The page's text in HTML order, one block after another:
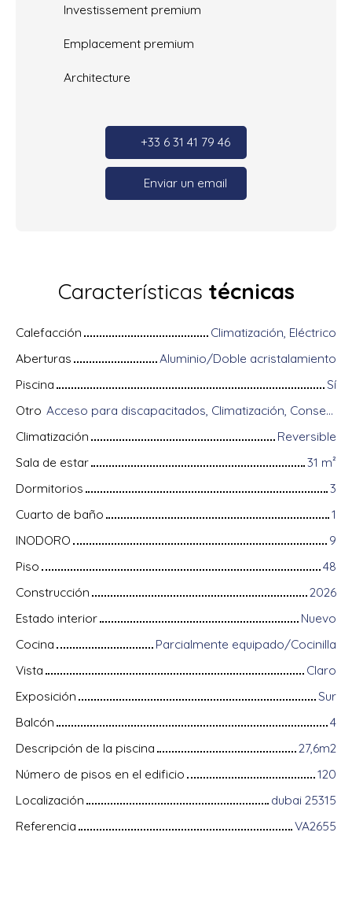
Investissement premium
Emplacement premium
Architecture
+33 6 31 41 79 46
Enviar un email
Características técnicas
Calefacción
Climatización, Eléctrico
Aberturas
Aluminio/Doble acristalamiento
Piscina
Sí
Otro
Acceso para discapacitados, Climatización, Conserje, Equipos domóticos, Fibra óptica, Portón motorizado, Puerta blindada, Sistema de alarma, Videófono
Climatización
Reversible
Sala de estar
31 m²
Dormitorios
3
Cuarto de baño
1
INODORO
9
Piso
48
Construcción
2026
Estado interior
Nuevo
Cocina
Parcialmente equipado/Cocinilla
Vista
Claro
Exposición
Sur
Balcón
4
Descripción de la piscina
27,6m2
Número de pisos en el edificio
120
Localización
dubai 25315
Referencia
VA2655